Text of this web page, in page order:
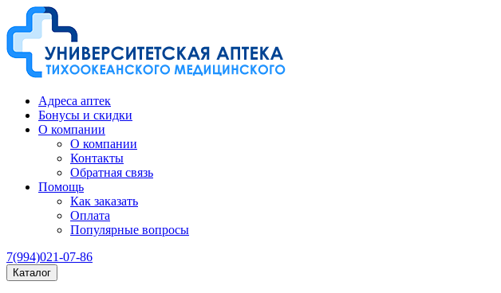
Адреса аптек
Бонусы и скидки
О компании
О компании
Контакты
Обратная связь
Помощь
Как заказать
Оплата
Популярные вопросы
7(994)021-07-86
Каталог